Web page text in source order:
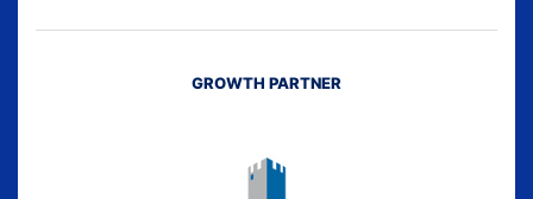
GROWTH PARTNER